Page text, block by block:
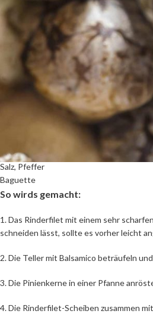
Zutaten:
400g Rinderfilet oder Roastbeef
Parmesan
Saft von 2 Zitronen
100g Pinienkerne
Cannabisöl
Salz, Pfeffer
Baguette
So wirds gemacht:
1. Das Rinderfilet mit einem sehr
schneiden lässt, sollte es vorher leicht
2. Die Teller mit Balsamico beträufeln
3. Die Pinienkerne in einer Pfanne
4. Die Rinderfilet-Scheiben zusammen